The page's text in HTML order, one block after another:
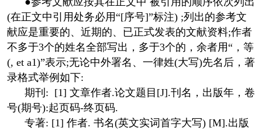
(在正文中引用处务必用“[序号]”标注) ;列出的参考文
献应是重要的、近期的、已正式发表的文献资料;作者
不多于3个的姓名全部写出，多于3个的，余者用“，等
(, et a1)”表示;无论中外署名、一律姓(大写)先名后，著
录格式举例如下:
期刊: [1] 文章作者.论文题目[J].刊名，出版年，卷
号(期号):起页码-终页码.
专著: [1] 作者. 书名(英文实词首字大写) [M].出版